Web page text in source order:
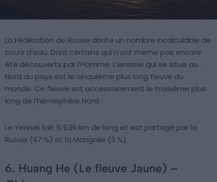
La Fédération de Russie abrite un nombre incalculable de
cours d’eau. Dont certains qui n’ont même pas encore
été découverts par l’Homme. L’Ienisseï qui se situe au
Nord du pays est le cinquième plus long fleuve du
monde. Ce fleuve est accessoirement le troisième plus
long de l’hémisphère Nord.
Le Yenisei fait 5 539 km de long et est partagé par la
Russie (97 %) et la Mongolie (3 %).
6. Huang He (Le fleuve Jaune) –